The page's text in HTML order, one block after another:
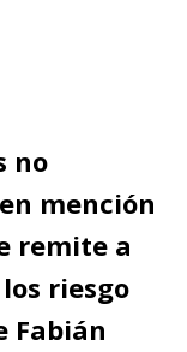
no
mención
remite a
riesgo
Fabián